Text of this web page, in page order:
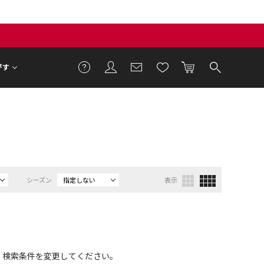
す
シーズン 指定しない 表示
索条件を変更してください。